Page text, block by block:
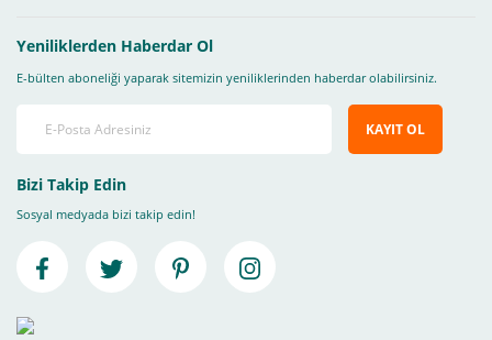
Yeniliklerden Haberdar Ol
E-bülten aboneliği yaparak sitemizin yeniliklerinden haberdar olabilirsiniz.
KAYIT OL
Bizi Takip Edin
Sosyal medyada bizi takip edin!